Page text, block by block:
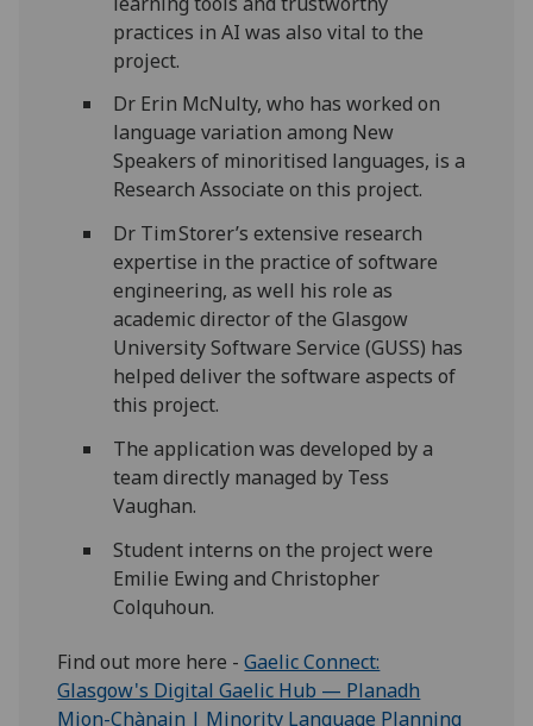
practices in AI was also vital to the
project.
Dr Erin McNulty, who has worked on
language variation among New
Speakers of minoritised languages, is a
Research Associate on this project.
Dr Tim Storer’s extensive research
expertise in the practice of software
engineering, as well his role as
academic director of the Glasgow
University Software Service (GUSS) has
helped deliver the software aspects of
this project.
The application was developed by a
team directly managed by Tess
Vaughan.
Student interns on the project were
Emilie Ewing and Christopher
Colquhoun.
Find out more here -Gaelic Connect:
Glasgow's Digital Gaelic Hub — Planadh
Mion-Chànain | Minority Language Planning